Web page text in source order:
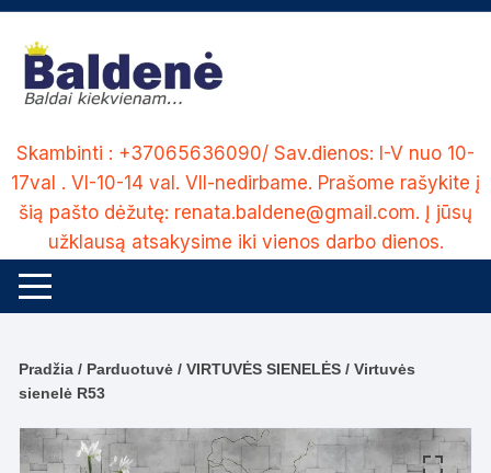
Skip
content
Skambinti : +37065636090/ Sav.dienos: I-V nuo 10-
17val . VI-10-14 val. VII-nedirbame. Prašome rašykite į
šią pašto dėžutę: renata.baldene@gmail.com. Į jūsų
užklausą atsakysime iki vienos darbo dienos.
Pradžia / Parduotuvė /VIRTUVĖS SIENELĖS / Virtuvės
sienelė R53